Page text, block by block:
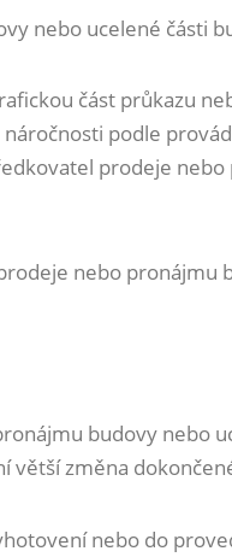
nebo ucelené části
část průkazu
podle
prodeje
nebo pronájmu
budovy nebo
větší změna
nebo do